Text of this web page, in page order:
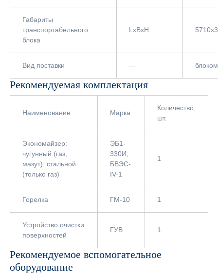
Габариты
транспортабельного
блока
LxBxH
Вид поставки — блоком
Рекомендуемая комплектация
Наименование Марка
Количество,
шт.
Экономайзер:
чугунный (газ,
мазут); стальной
(только газ)
ЭБ1-
330И;
БВЭС-
IV-1
1
Горелка ГМ-10 1
Устройство очистки
поверхностей
ГУВ 1
Рекомендуемое вспомогательное
оборудование